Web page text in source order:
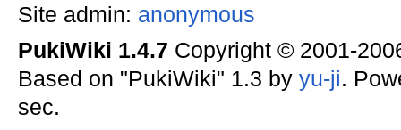
Site admin: anonymous
PukiWiki 1.4.7 Copyright © 2001-
Based on "PukiWiki" 1.3 by yu-ji.
sec.